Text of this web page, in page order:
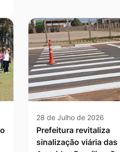
28 de Julho de 2026
Prefeitura revitaliza
sinalização viária das